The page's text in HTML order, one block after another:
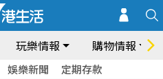
玩樂情報 購物情報
娛樂新聞 定期存款